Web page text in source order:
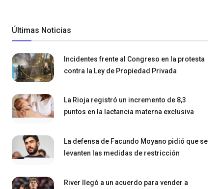
Últimas Noticias
Incidentes frente al Congreso en la protesta
contra la Ley de Propiedad Privada
La Rioja registró un incremento de 8,3
puntos en la lactancia materna exclusiva
La defensa de Facundo Moyano pidió que se
levanten las medidas de restricción
River llegó a un acuerdo para vender a